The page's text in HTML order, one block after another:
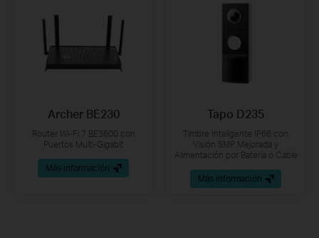
Archer BE230
Router Wi-Fi 7 BE3600 con
Puertos Multi-Gigabit
Más información
Tapo D235
Timbre Inteligente IP66 con
Visión 5MP Mejorada y
Alimentación por Batería o Cable
Más información